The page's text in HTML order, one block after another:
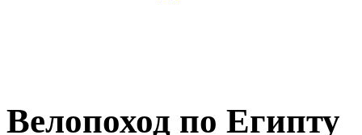
Велопоход по Египту